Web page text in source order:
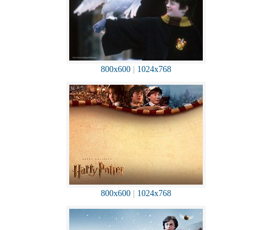
800x600 1024x768
800x600 1024x768